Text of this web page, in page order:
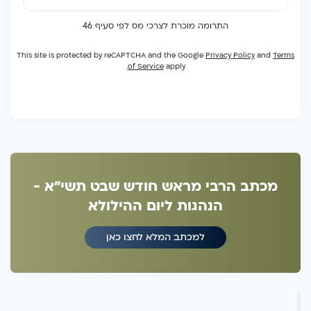
מכתב הרבי מראש חודש שבט תשי"א -
הנהגות ליום ההילולא
למכתב המלא לחצו כאן